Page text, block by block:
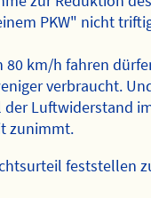
PKW" nicht
80 km/h fahren
verbraucht.
der Luftwiderstand
zunimmt.
feststellen